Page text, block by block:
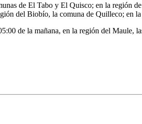
de El Tabo y El Quisco; en la
del Biobío, la comuna de Quilleco; en
de la mañana, en la región del